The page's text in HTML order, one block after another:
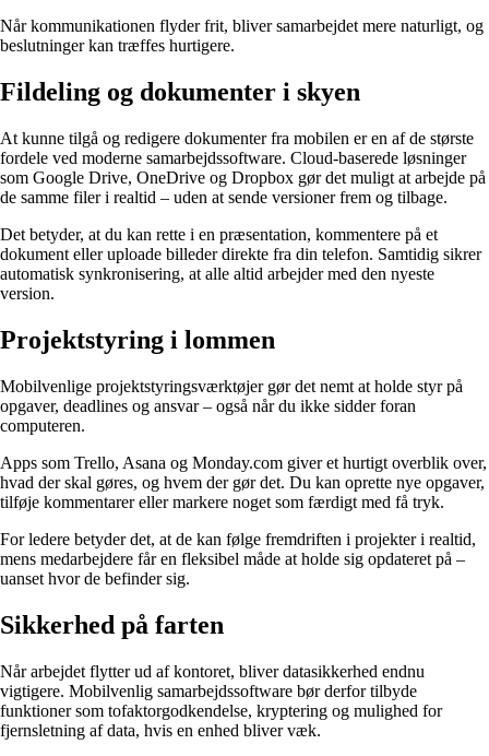
Når kommunikationen flyder frit, bliver samarbejdet mere naturligt, og
beslutninger kan træffes hurtigere.
Fildeling og dokumenter i skyen
At kunne tilgå og redigere dokumenter fra mobilen er en af de største
fordele ved moderne samarbejdssoftware. Cloud-baserede løsninger
som Google Drive, OneDrive og Dropbox gør det muligt at arbejde på
de samme filer i realtid – uden at sende versioner frem og tilbage.
Det betyder, at du kan rette i en præsentation, kommentere på et
dokument eller uploade billeder direkte fra din telefon. Samtidig sikrer
automatisk synkronisering, at alle altid arbejder med den nyeste
version.
Projektstyring i lommen
Mobilvenlige projektstyringsværktøjer gør det nemt at holde styr på
opgaver, deadlines og ansvar – også når du ikke sidder foran
computeren.
Apps som Trello, Asana og Monday.com giver et hurtigt overblik over,
hvad der skal gøres, og hvem der gør det. Du kan oprette nye opgaver,
tilføje kommentarer eller markere noget som færdigt med få tryk.
For ledere betyder det, at de kan følge fremdriften i projekter i realtid,
mens medarbejdere får en fleksibel måde at holde sig opdateret på –
uanset hvor de befinder sig.
Sikkerhed på farten
Når arbejdet flytter ud af kontoret, bliver datasikkerhed endnu
vigtigere. Mobilvenlig samarbejdssoftware bør derfor tilbyde
funktioner som tofaktorgodkendelse, kryptering og mulighed for
fjernsletning af data, hvis en enhed bliver væk.